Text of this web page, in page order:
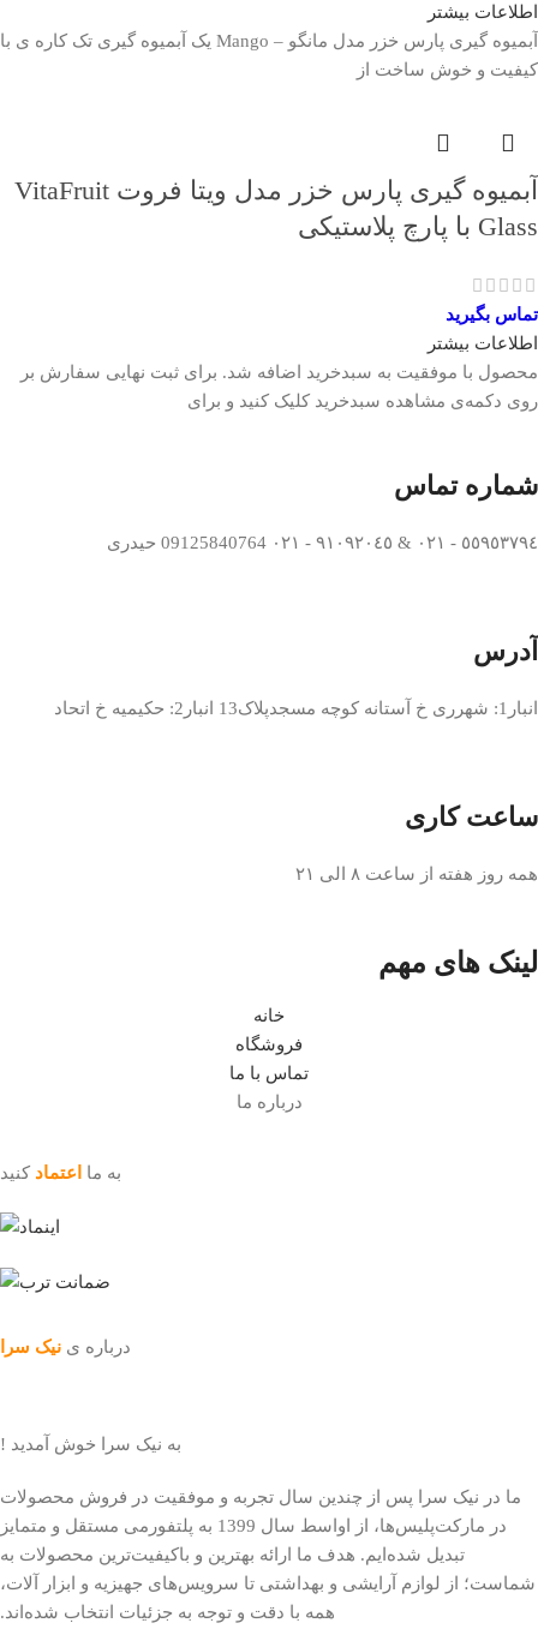
اطلاعات بیشتر
آبمیوه گیری پارس خزر مدل مانگو – Mango یک آبمیوه گیری تک کاره ی با
کیفیت و خوش ساخت از
آبمیوه گیری پارس خزر مدل ویتا فروت VitaFruit
Glass با پارچ پلاستیکی
تماس بگیرید
اطلاعات بیشتر
محصول با موفقیت به سبدخرید اضافه شد. برای ثبت نهایی سفارش بر
روی دکمه‌ی مشاهده سبدخرید کلیک کنید و برای
شماره تماس
٥٥٩٥٣٧٩٤ - ٠٢١ & ٩١٠٩٢٠٤٥ - ٠٢١ 09125840764 حیدری
آدرس
انبار1: شهرری خ آستانه کوچه مسجدپلاک13 انبار2: حکیمیه خ اتحاد
ساعت کاری
همه روز هفته از ساعت ٨ الی ۲۱
لینک های مهم
خانه
فروشگاه
تماس با ما
درباره ما
درباره ی نیک سرا
به نیک سرا خوش آمدید !
ما در نیک سرا پس از چندین سال تجربه و موفقیت در فروش محصولات
در مارکت‌پلیس‌ها، از اواسط سال 1399 به پلتفورمی مستقل و متمایز
تبدیل شده‌ایم. هدف ما ارائه بهترین و باکیفیت‌ترین محصولات به
شماست؛ از لوازم آرایشی و بهداشتی تا سرویس‌های جهیزیه و ابزار آلات،
همه با دقت و توجه به جزئیات انتخاب شده‌اند.
به ما اعتماد کنید